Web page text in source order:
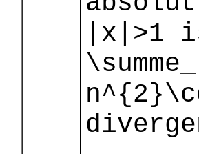
|x|>1